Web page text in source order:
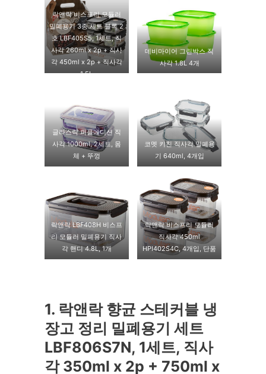
락앤락 비스프리 모듈러
밀폐용기 3종 세트 블록 2
호 LBF405S5, 1세트, 직
사각 260ml x 2p + 직사
각 450ml x 2p + 직사각
1.5L
데비마이어 그린박스 직
사각 1.8L 4개
글라스락 퍼플에디션 직
사각 1000ml, 2세트, 몸
체 + 뚜껑
코멧 키친 직사각 밀폐용
기 640ml, 4개입
락앤락 LBF408H 비스프
리 모듈러 밀폐용기 직사
각 핸디 4.8L, 1개
락앤락 비스프리 모듈러
직사각 450ml
HPI402S4C, 4개입, 단품
1. 락앤락 향균 스테커블 냉
장고 정리 밀폐용기 세트
LBF806S7N, 1세트, 직사
각 350ml x 2p + 750ml x